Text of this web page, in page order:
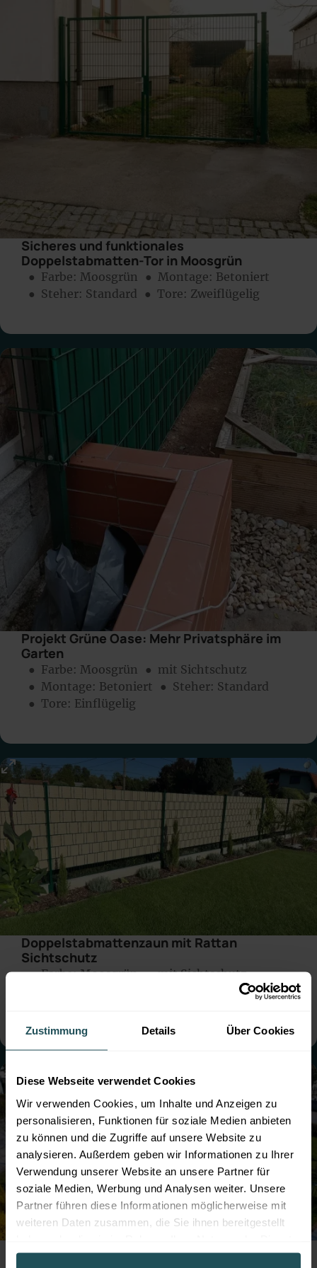
Zustimmung Details Über Cookies
Diese Webseite verwendet Cookies
Wir verwenden Cookies, um Inhalte und Anzeigen zu
personalisieren, Funktionen für soziale Medien anbieten
zu können und die Zugriffe auf unsere Website zu
analysieren. Außerdem geben wir Informationen zu Ihrer
Verwendung unserer Website an unsere Partner für
soziale Medien, Werbung und Analysen weiter. Unsere
Partner führen diese Informationen möglicherweise mit
weiteren Daten zusammen, die Sie ihnen bereitgestellt
gesammelt haben.
Sicheres und funktionales
Doppelstabmatten-Tor in Moosgrün
● Farbe: Moosgrün ● Montage: Betoniert
● Steher: Standard
● Tore: Zweiflügelig
Projekt Grüne Oase: Mehr Privatsphäre im
Garten
● Farbe: Moosgrün
● mit Sichtschutz
● Montage: Betoniert
● Steher: Standard
● Tore: Einflügelig
Doppelstabmattenzaun mit Rattan
Sichtschutz
● Farbe:Moosgrün ● mit Sichtschutz
● Steher: Standard